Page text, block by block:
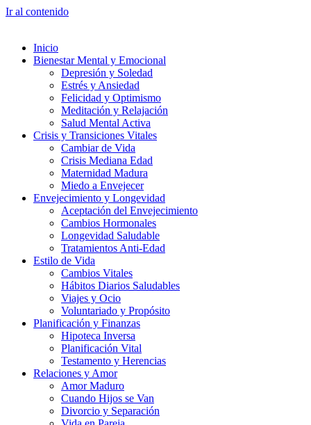
Ir al contenido
Inicio
Bienestar Mental y Emocional
Depresión y Soledad
Estrés y Ansiedad
Felicidad y Optimismo
Meditación y Relajación
Salud Mental Activa
Crisis y Transiciones Vitales
Cambiar de Vida
Crisis Mediana Edad
Maternidad Madura
Miedo a Envejecer
Envejecimiento y Longevidad
Aceptación del Envejecimiento
Cambios Hormonales
Longevidad Saludable
Tratamientos Anti-Edad
Estilo de Vida
Cambios Vitales
Hábitos Diarios Saludables
Viajes y Ocio
Voluntariado y Propósito
Planificación y Finanzas
Hipoteca Inversa
Planificación Vital
Testamento y Herencias
Relaciones y Amor
Amor Maduro
Cuando Hijos se Van
Divorcio y Separación